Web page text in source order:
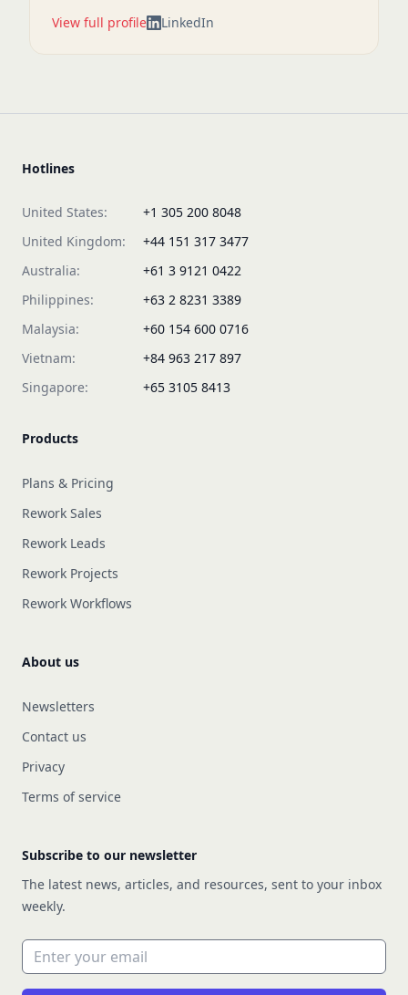
View full profile LinkedIn
Hotlines
United States:
+1 305 200 8048
United Kingdom:
+44 151 317 3477
Australia:
+61 3 9121 0422
Philippines:
+63 2 8231 3389
Malaysia:
+60 154 600 0716
Vietnam:
+84 963 217 897
Singapore:
+65 3105 8413
Products
Plans & Pricing
Rework Sales
Rework Leads
Rework Projects
Rework Workflows
About us
Newsletters
Contact us
Privacy
Terms of service
Subscribe to our newsletter
The latest news, articles, and resources, sent to your inbox
weekly.
Email address